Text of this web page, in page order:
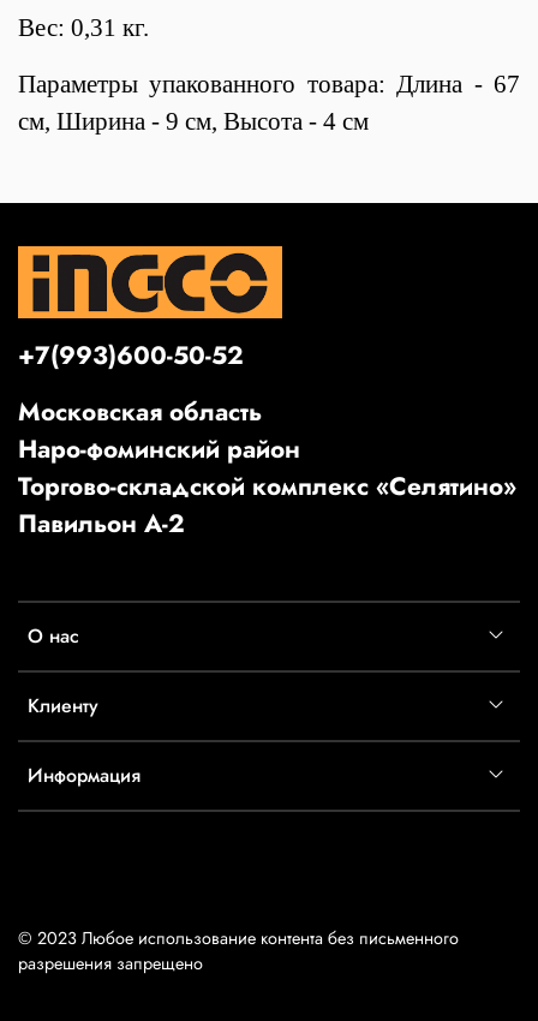
Вес: 0,31 кг.
Параметры упакованного товара: Длина - 67
см, Ширина - 9 см, Высота - 4 см
О нас
Клиенту
Информация
+7(993)600-50-52
Московская область
Наро-фоминский район
Торгово-складской комплекс «Селятино»
Павильон А-2
© 2023 Любое использование контента без письменного
разрешения запрещено